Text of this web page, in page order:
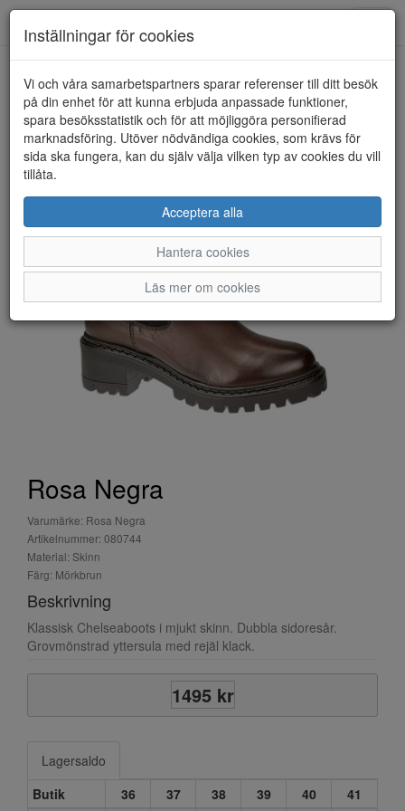
HEM ROSA NEGRA
Rosa Negra
Varumärke: Rosa Negra
Artikelnummer: 080744
Material: Skinn
Färg: Mörkbrun
Beskrivning
Klassisk Chelseaboots i mjukt skinn. Dubbla sidoresår.
Grovmönstrad yttersula med rejäl klack.
1495 kr
Lagersaldo
Butik
36 37 38 39 40 41
Inställningar för cookies
Vi och våra samarbetspartners sparar referenser till ditt besök
på din enhet för att kunna erbjuda anpassade funktioner,
spara besöksstatistik och för att möjliggöra personifierad
marknadsföring. Utöver nödvändiga cookies, som krävs för
sida ska fungera, kan du själv välja vilken typ av cookies du vill
tillåta.
Acceptera alla
Hantera cookies
Läs mer om cookies